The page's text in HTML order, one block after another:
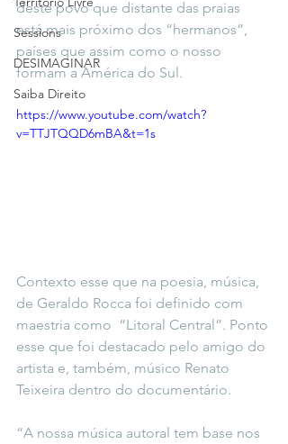
Sessions
DESIMAGINAR
Saiba Direito
deste povo que distante das praias
está mais próximo dos “hermanos”,
países que assim como o nosso
formam a América do Sul.
https://www.youtube.com/watch?
v=TTJTQQD6mBA&t=1s
Contexto esse que na poesia, música,
de Geraldo Rocca foi definido com
maestria como  “Litoral Central”. Ponto
esse que foi destacado pelo amigo do
artista e, também, músico Renato
Teixeira dentro do documentário.
“A nossa música autoral tem base nos